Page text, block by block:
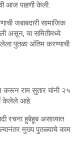
आज पाहणी केली.
जबाबदारी सामाजिक
असून, या समितीमध्ये
पुतळा अंतिम करण्याची
करून राम सुतार यांनी २५
केलेले आहे.
रचना हुबेहूब असाव्यात
मुख्य पुतळ्याचे काम